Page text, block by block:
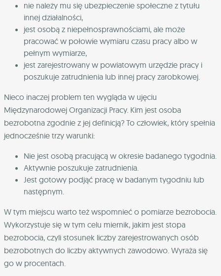
nie należy mu się ubezpieczenie społeczne z tytułu
innej działalności,
jest osobą z niepełnosprawnościami, ale może
pracować w połowie wymiaru czasu pracy albo w
pełnym wymiarze,
jest zarejestrowany w powiatowym urzędzie pracy i
poszukuje zatrudnienia lub innej pracy zarobkowej.
Nieco inaczej problem ten wygląda w ujęciu
Międzynarodowej Organizacji Pracy. Kim jest osoba
bezrobotna zgodnie z jej definicją? To człowiek, który spełnia
jednocześnie trzy warunki:
Nie jest osobą pracującą w okresie badanego tygodnia.
Aktywnie poszukuje zatrudnienia.
Jest gotowy podjąć pracę w badanym tygodniu lub
następnym.
W tym miejscu warto też wspomnieć o pomiarze bezrobocia.
Wykorzystuje się w tym celu miernik, jakim jest stopa
bezrobocia, czyli stosunek liczby zarejestrowanych osób
bezrobotnych do liczby aktywnych zawodowo. Wyraża się
go w procentach.